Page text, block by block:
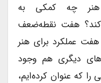
چه کمکی به
هفت نقطه‌ضعف
عملکرد برای هنر
دیگری هم وجود
که عنوان کرده‌ایم،